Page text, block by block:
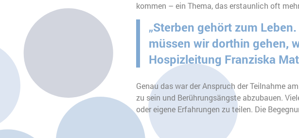
kommen – ein Thema, das erstaunlich oft
„Sterben gehört zum
müssen wir dorthin gehen,
Hospizleitung Franziska
Genau das war der Anspruch der Teilnahme
zu sein und Berührungsängste abzubauen.
oder eigene Erfahrungen zu teilen. Die